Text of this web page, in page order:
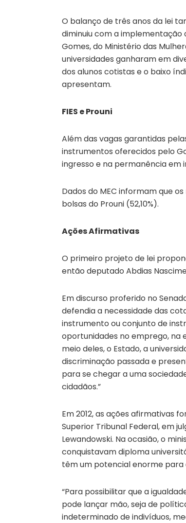
O balanço de três anos da lei
diminuiu com a implementação
Gomes, do Ministério das
universidades ganharam em
dos alunos cotistas e o baixo
apresentam.
FIES e Prouni
Além das vagas garantidas
instrumentos oferecidos pelo
ingresso e na permanência em
Dados do MEC informam que
bolsas do Prouni (52,10%).
Ações Afirmativas
O primeiro projeto de lei
então deputado Abdias
Em discurso proferido no
defendia a necessidade das
instrumento ou conjunto de
oportunidades no emprego, na
meio deles, o Estado, a
discriminação passada e
para se chegar a uma
cidadãos.”
Em 2012, as ações afirmativas
Superior Tribunal Federal, em
Lewandowski. Na ocasião, o
conquistavam diploma
têm um potencial enorme para
“Para possibilitar que a
pode lançar mão, seja de
indeterminado de indivíduos,